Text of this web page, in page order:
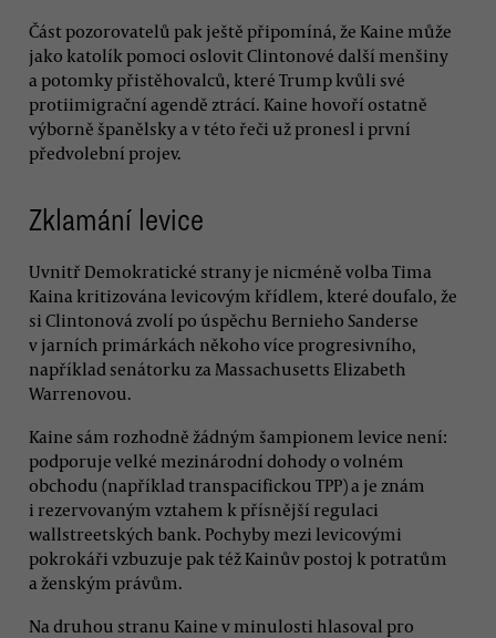
Část pozorovatelů pak ještě připomíná, že Kaine může
jako katolík pomoci oslovit Clintonové další menšiny
a potomky přistěhovalců, které Trump kvůli své
protiimigrační agendě ztrácí. Kaine hovoří ostatně
výborně španělsky a v této řeči už pronesl i první
předvolební projev.
Zklamání levice
Uvnitř Demokratické strany je nicméně volba Tima
Kaina kritizována levicovým křídlem, které doufalo, že
si Clintonová zvolí po úspěchu Bernieho Sanderse
v jarních primárkách někoho více progresivního,
například senátorku za Massachusetts Elizabeth
Warrenovou.
Kaine sám rozhodně žádným šampionem levice není:
podporuje velké mezinárodní dohody o volném
obchodu (například transpacifickou TPP) a je znám
i rezervovaným vztahem k přísnější regulaci
wallstreetských bank. Pochyby mezi levicovými
pokrokáři vzbuzuje pak též Kainův postoj k potratům
a ženským právům.
Na druhou stranu Kaine v minulosti hlasoval pro